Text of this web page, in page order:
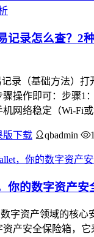
记录怎么查？2
录（基础方法）打
操作即可：步骤1
网络稳定（Wi-Fi
版下载 qbadmin
你的数字资产安
数字资产领域的核心
资产安全保险箱，它